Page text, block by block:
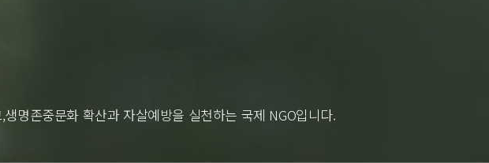
명존중문화 확산과 자살예방을 실천하는 국제 NGO입니다.